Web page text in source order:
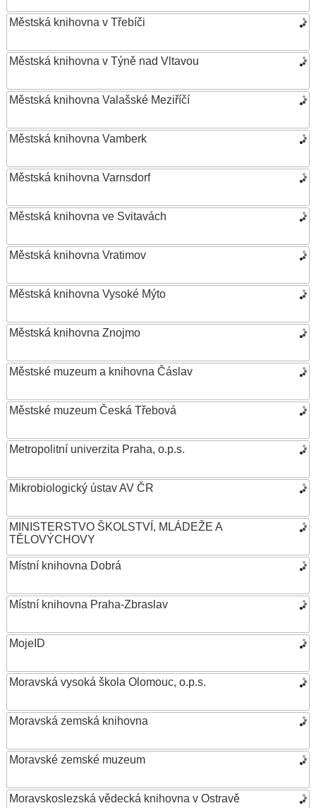
Městská knihovna v Třebíči
Městská knihovna v Týně nad Vltavou
Městská knihovna Valašské Meziříčí
Městská knihovna Vamberk
Městská knihovna Varnsdorf
Městská knihovna ve Svitavách
Městská knihovna Vratimov
Městská knihovna Vysoké Mýto
Městská knihovna Znojmo
Městské muzeum a knihovna Čáslav
Městské muzeum Česká Třebová
Metropolitní univerzita Praha, o.p.s.
Mikrobiologický ústav AV ČR
MINISTERSTVO ŠKOLSTVÍ, MLÁDEŽE A
TĚLOVÝCHOVY
Místní knihovna Dobrá
Místní knihovna Praha-Zbraslav
MojeID
Moravská vysoká škola Olomouc, o.p.s.
Moravská zemská knihovna
Moravské zemské muzeum
Moravskoslezská vědecká knihovna v Ostravě